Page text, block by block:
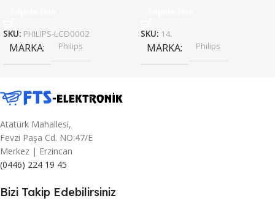
SKU: PHILIPS-LCD0002
MARKA Philips
SKU: 14
MARKA Philips
Atatürk Mahallesi,
Fevzi Paşa Cd. NO:47/E
Merkez | Erzincan
(0446) 224 19 45
Bizi Takip Edebilirsiniz